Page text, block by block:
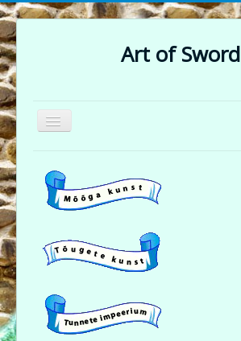
Art of Sword
Näita/Peida
menüüd
Sepikoda
Ajalugu
Pildigalerii